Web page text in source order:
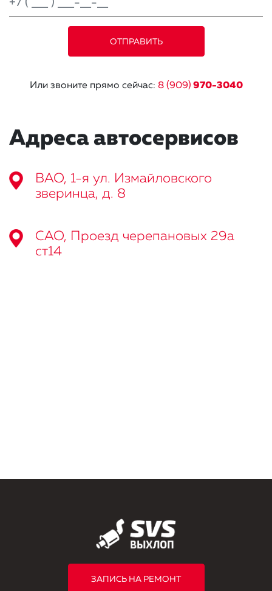
Или звоните прямо сейчас: 8 (909) 970-3040
Адреса автосервисов
ВАО, 1-я ул. Измайловского
зверинца, д. 8
САО, Проезд черепановых 29а
ст14
ЗАПИСЬ НА РЕМОНТ